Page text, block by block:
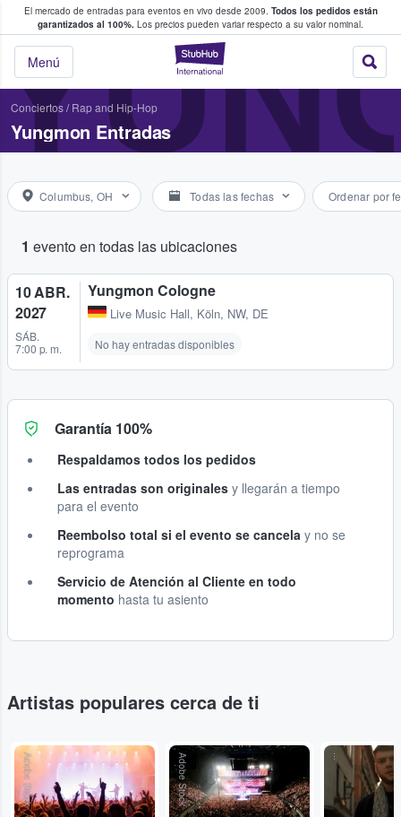
El mercado de entradas para eventos en vivo desde 2009. Todos los pedidos están
garantizados al 100%. Los precios pueden variar respecto a su valor nominal.
StubHub:
Menú
y venta de entradas entre fans
Conciertos/ Rap and Hip-Hop
Yungmon Entradas
Columbus, OH Todas las fechas Ordenar por
1 evento en todas las ubicaciones
10 ABR.
2027
SÁB.
7:00 p. m.
Yungmon Cologne
Live Music Hall, Köln, NW, DE
No hay entradas disponibles
Garantía 100%
Respaldamos todos los pedidos
Las entradas son originales y llegarán a tiempo
para el evento
Reembolso total si el evento se cancela y no se
reprograma
Servicio de Atención al Cliente en todo
momento hasta tu asiento
Artistas populares cerca de ti
Adobe Stock Adobe Stock ...